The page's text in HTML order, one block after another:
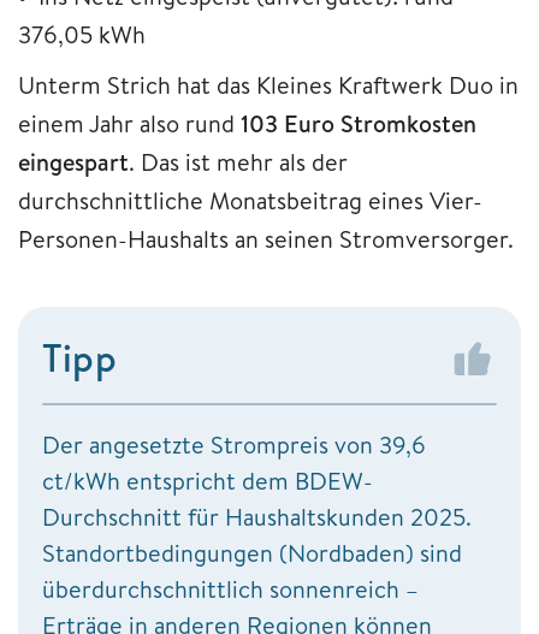
376,05 kWh
Unterm Strich hat das Kleines Kraftwerk Duo in
einem Jahr also rund 103 Euro Stromkosten
eingespart. Das ist mehr als der
durchschnittliche Monatsbeitrag eines Vier-
Personen-Haushalts an seinen Stromversorger.
Tipp
Der angesetzte Strompreis von 39,6
ct/kWh entspricht dem BDEW-
Durchschnitt für Haushaltskunden 2025.
Standortbedingungen (Nordbaden) sind
überdurchschnittlich sonnenreich –
Erträge in anderen Regionen können